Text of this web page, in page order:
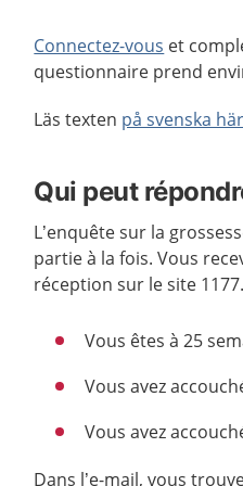
Connectez-vous et
questionnaire prend
Läs texten på svenska
Qui peut
L’enquête sur la
partie à la fois. Vous
réception sur le site
Vous êtes à 25
Vous avez
Vous avez
Dans l’e-mail, vous